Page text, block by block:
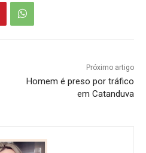
Próximo artigo
Homem é preso por tráfico
em Catanduva